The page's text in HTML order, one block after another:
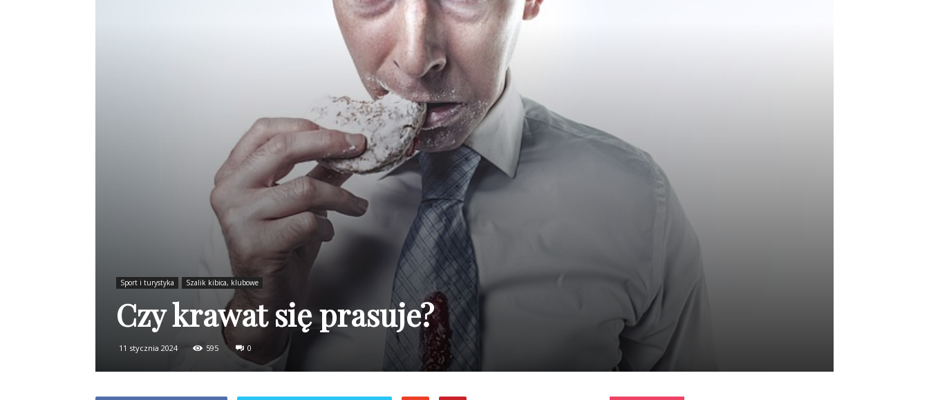
Sport i turystyka Szalik kibica, klubowe
Czy krawat się prasuje?
11 stycznia 2024 595 0